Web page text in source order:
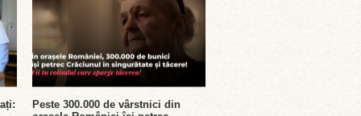
Peste 300.000 de vârstnici din